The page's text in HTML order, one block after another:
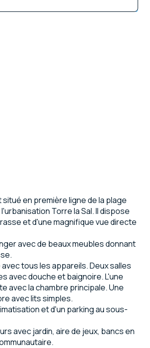
en première ligne de la plage
Torre la Sal. Il dispose
et d'une magnifique vue directe
avec de beaux meubles donnant
tous les appareils. Deux salles
avec douche et baignoire. L'une
avec la chambre principale. Une
avec lits simples.
et d'un parking au sous-
avec jardin, aire de jeux, bancs en